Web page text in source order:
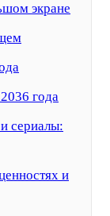
экране
года
сериалы:
и